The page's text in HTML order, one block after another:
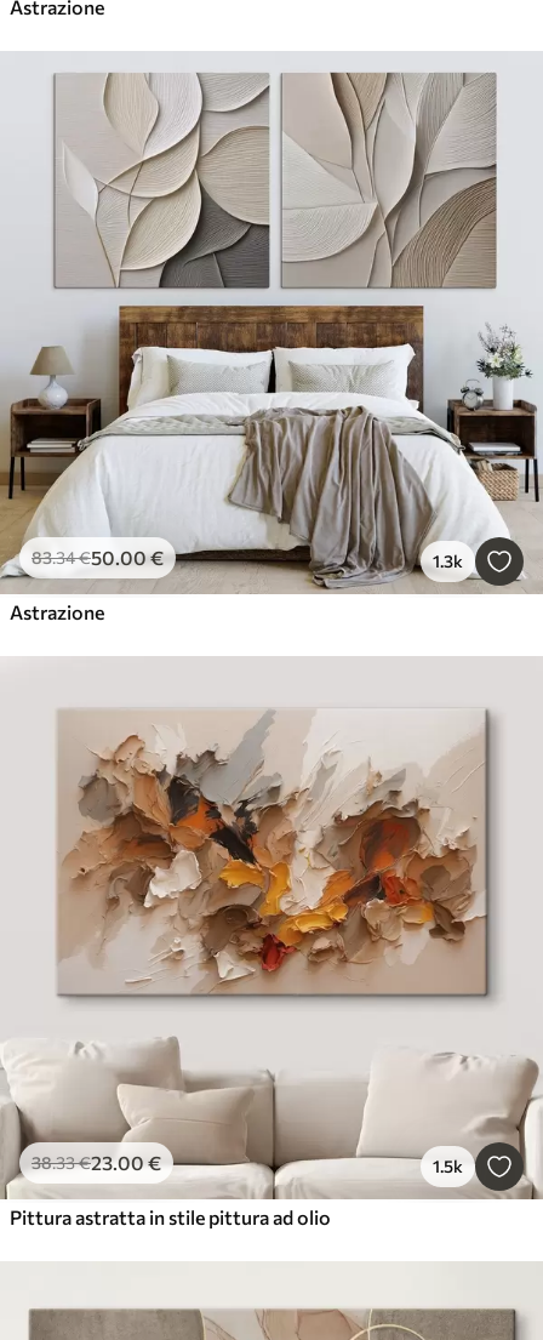
Astrazione
83.34€50.00€ 1.3k
Astrazione
38.33€23.00€ 1.5k
Pittura astratta in stile pittura ad olio